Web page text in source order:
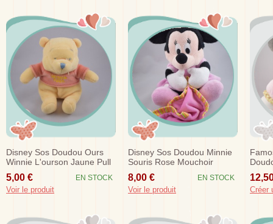
Disney Sos Doudou Ours
Winnie L'ourson Jaune Pull
Pastel Pooh
5,00 € EN STOCK
Voir le produit
Disney Sos Doudou Minnie
Souris Rose Mouchoir
Coeur
8,00 € EN STOCK
Voir le produit Créer